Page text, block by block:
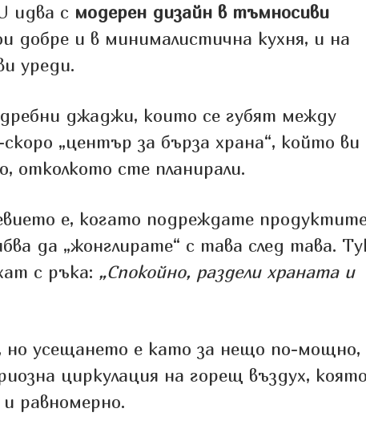
идва с модерен дизайн в тъмносиви
добре и в минималистична кухня, и на
уреди.
джаджи, които се губят между
„център за бърза храна“, който ви
отколкото сте планирали.
е, когато подреждате
да „жонглирате“ с тава след тава.
с ръка: „Спокойно, раздели храната и
но усещането е като за нещо по-мощно,
циркулация на горещ въздух,
равномерно.